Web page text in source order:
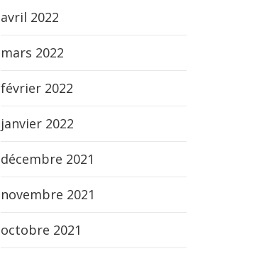
avril 2022
mars 2022
février 2022
janvier 2022
décembre 2021
novembre 2021
octobre 2021